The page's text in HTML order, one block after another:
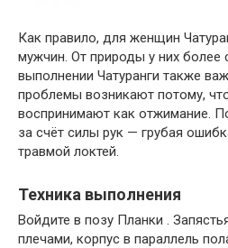
Как правило, для женщин
мужчин. От природы у них более
выполнении Чатуранги также
проблемы возникают потому,
воспринимают как отжимание.
за счёт силы рук — грубая
травмой локтей.
Техника выполнения
Войдите в позу Планки .
плечами, корпус в параллель